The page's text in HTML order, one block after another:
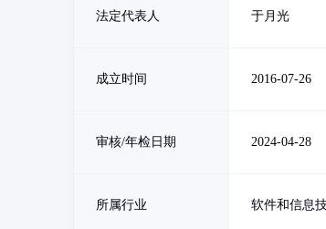
法定代表人 于月光
成立时间 2016-07-26
审核/年检日期 2024-04-28
所属行业 软件和信息